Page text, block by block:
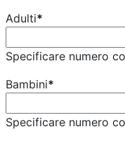
Adulti*
Specificare numero
Bambini*
Specificare numero